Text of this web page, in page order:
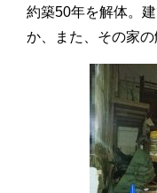
約築50年を解体。
か、また、その家の